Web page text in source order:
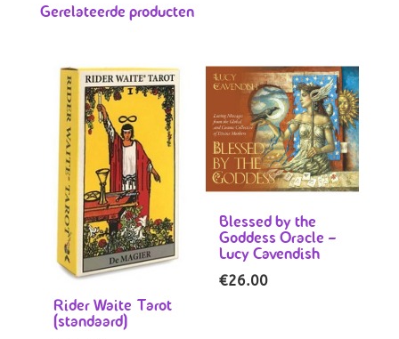
Gerelateerde producten
Rider Waite Tarot
(standaard)
Blessed by the
Goddess Oracle –
Lucy Cavendish
€26.00